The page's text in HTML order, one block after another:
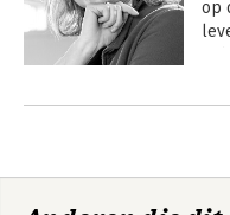
op
In
Andere